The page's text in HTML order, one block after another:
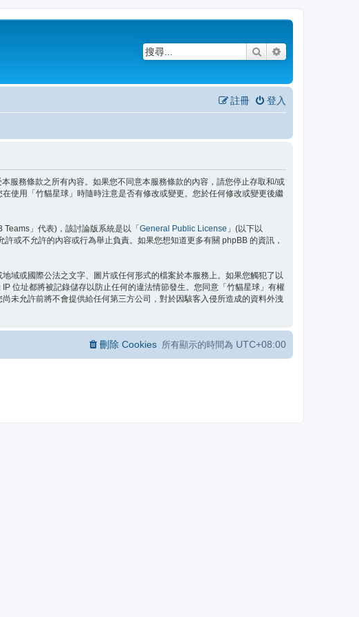
搜尋
登入
註冊
服務條款之所有內容。如果您不同意本服務條款的內容，請您停止存取和/或
使用「竹貓星球」時隨時注意是否有修改或變更。您於任何修改或變更後繼
」代表)，該討論版系統是以「 General Public License 」(以下以
或不允許的內容或行為舉止負責。如果您想知道更多有關 phpBB 的資訊，
域或國際公法之文字、圖片或任何形式的檔案於本服務上。如果您觸犯了以
位址都將被記錄儲存以防止任何的違法情節發生。您同意「竹貓星球」有權
未允許前將不會提供給任何第三方公司，對於因駭客入侵所造成的資料外洩
所有顯示的時間為 UTC+08:00
刪除 Cookies